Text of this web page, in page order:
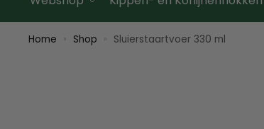
Home Shop Sluierstaartvoer 330 ml